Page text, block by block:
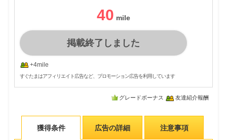
40
掲載終了しました
+4mile
すぐたまはアフィリエイト広告など、プロモーション広告を利用しています
グレードボーナス 友達紹介報酬
獲得条件 広告の詳細 注意事項